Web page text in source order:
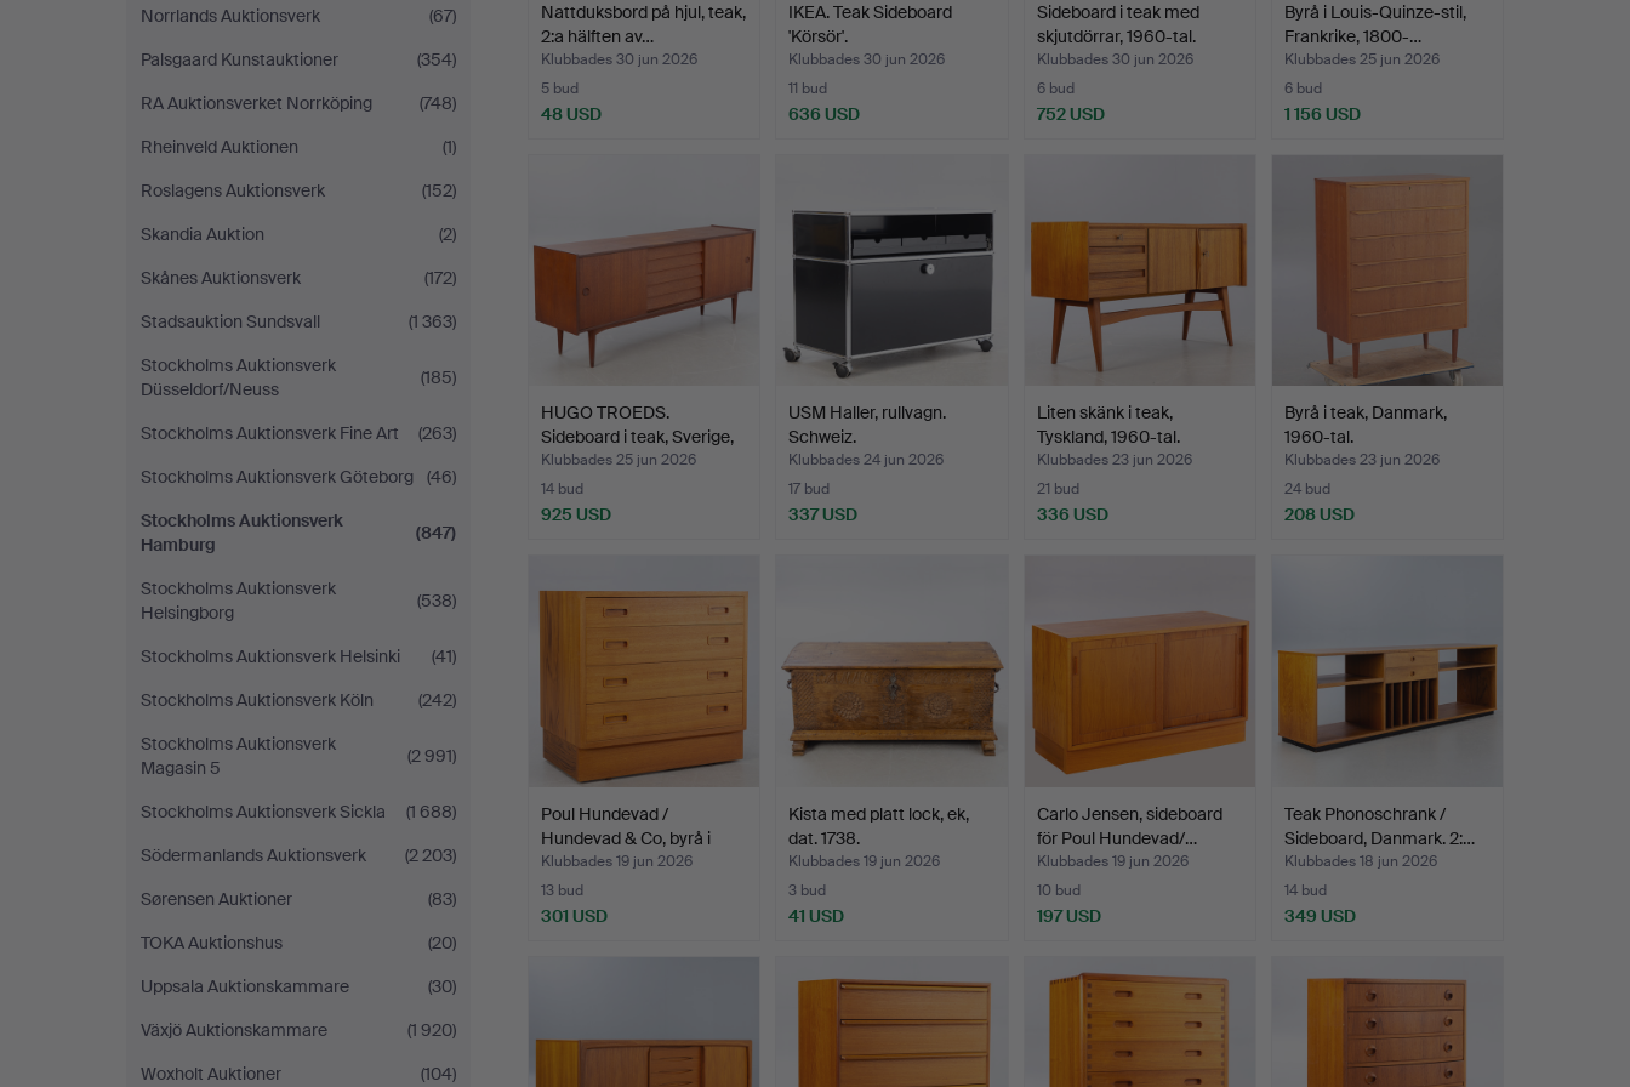
Norrlands Auktionsverk
(67)
Palsgaard Kunstauktioner
(354)
RA Auktionsverket Norrköping
(748)
Rheinveld Auktionen
(1)
Roslagens Auktionsverk
(152)
Skandia Auktion
(2)
Skånes Auktionsverk
(172)
Stadsauktion Sundsvall
(1 363)
Stockholms Auktionsverk
Düsseldorf/Neuss
(185)
Stockholms Auktionsverk Fine Art
(263)
Stockholms Auktionsverk Göteborg
(46)
Stockholms Auktionsverk
Hamburg
(847)
Stockholms Auktionsverk
Helsingborg
(538)
Stockholms Auktionsverk Helsinki
(41)
Stockholms Auktionsverk Köln
(242)
Stockholms Auktionsverk
Magasin 5
(2 991)
Stockholms Auktionsverk Sickla
(1 688)
Södermanlands Auktionsverk
(2 203)
Sørensen Auktioner
(83)
TOKA Auktionshus
(20)
Uppsala Auktionskammare
(30)
Växjö Auktionskammare
(1 920)
Woxholt Auktioner
(104)
Nattduksbord på hjul, teak,
2:a hälften av…
Klubbades 30 jun 2026
5 bud
48 USD
IKEA. Teak Sideboard
'Körsör'.
Klubbades 30 jun 2026
11 bud
636 USD
Sideboard i teak med
skjutdörrar, 1960-tal.
Klubbades 30 jun 2026
6 bud
752 USD
Byrå i Louis-Quinze-stil,
Frankrike, 1800-…
Klubbades 25 jun 2026
6 bud
1 156 USD
HUGO TROEDS.
Sideboard i teak, Sverige,
19…
Klubbades 25 jun 2026
14 bud
925 USD
USM Haller, rullvagn.
Schweiz.
Klubbades 24 jun 2026
17 bud
337 USD
Liten skänk i teak,
Tyskland, 1960-tal.
Klubbades 23 jun 2026
21 bud
336 USD
Byrå i teak, Danmark,
1960-tal.
Klubbades 23 jun 2026
24 bud
208 USD
Poul Hundevad /
Hundevad & Co, byrå i
teak…
Klubbades 19 jun 2026
13 bud
301 USD
Kista med platt lock, ek,
dat. 1738.
Klubbades 19 jun 2026
3 bud
41 USD
Carlo Jensen, sideboard
för Poul Hundevad/…
Klubbades 19 jun 2026
10 bud
197 USD
Teak Phonoschrank /
Sideboard, Danmark. 2:…
Klubbades 18 jun 2026
14 bud
349 USD